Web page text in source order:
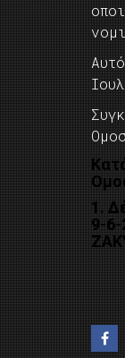
1.
9-6-